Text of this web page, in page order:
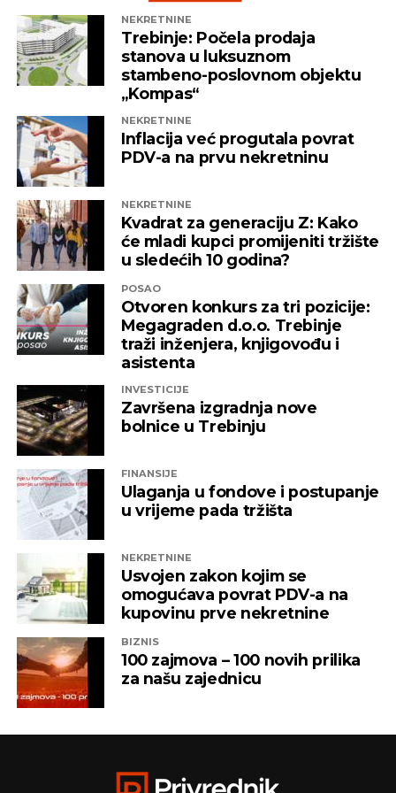
Capital
NEKRETNINE
Trebinje: Počela prodaja
stanova u luksuznom
stambeno-poslovnom objektu
„Kompas“
NEKRETNINE
Inflacija već progutala povrat
PDV-a na prvu nekretninu
NEKRETNINE
Kvadrat za generaciju Z: Kako
će mladi kupci promijeniti tržište
u sledećih 10 godina?
POSAO
Otvoren konkurs za tri pozicije:
Megagraden d.o.o. Trebinje
traži inženjera, knjigovođu i
asistenta
INVESTICIJE
Završena izgradnja nove
bolnice u Trebinju
FINANSIJE
Ulaganja u fondove i postupanje
u vrijeme pada tržišta
NEKRETNINE
Usvojen zakon kojim se
omogućava povrat PDV-a na
kupovinu prve nekretnine
BIZNIS
100 zajmova – 100 novih prilika
za našu zajednicu